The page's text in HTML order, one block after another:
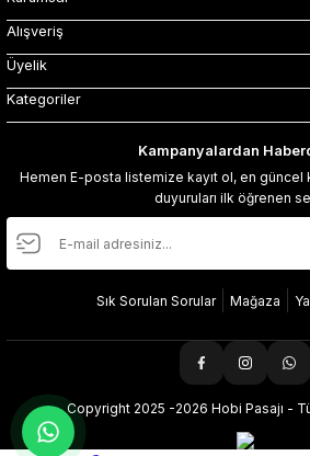
Alışveriş
Üyelik
Kategoriler
Kampanyalardan
Hemen E-posta listemize kayıt ol, en güncel
duyuruları ilk öğrenen
Sık Sorulan Sorular Mağaza
Copyright 2025 -2026 Hobi Pasajı -